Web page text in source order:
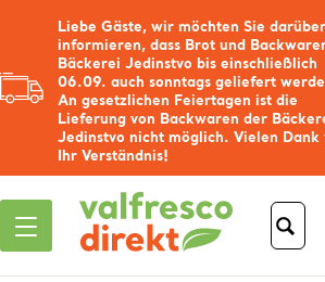
Liebe Gäste, wir möchten Sie darüber
informieren, dass Brot und
Bäckerei Jedinstvo bis einschließlich
06.09. auch sonntags geliefert
An gesetzlichen Feiertagen ist die
Lieferung von Backwaren der
Jedinstvo nicht möglich. Vielen
Ihr Verständnis!